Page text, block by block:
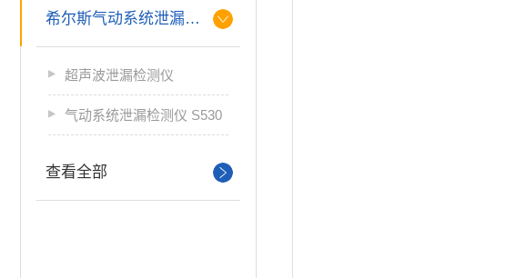
希尔斯气动系统泄漏检测仪
超声波泄漏检测仪
气动系统泄漏检测仪 S530
查看全部